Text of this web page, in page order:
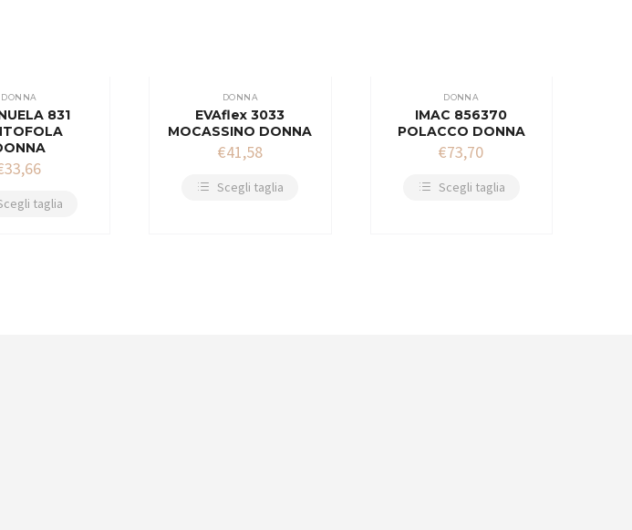
DONNA
831
33,66
taglia
DONNA
EVAflex 3033
MOCASSINO DONNA
€41,58
Scegli taglia
DONNA
IMAC 856370
POLACCO DONNA
€73,70
Scegli taglia